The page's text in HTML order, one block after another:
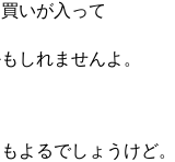
いが入って
しれませんよ。
よるでしょうけど。